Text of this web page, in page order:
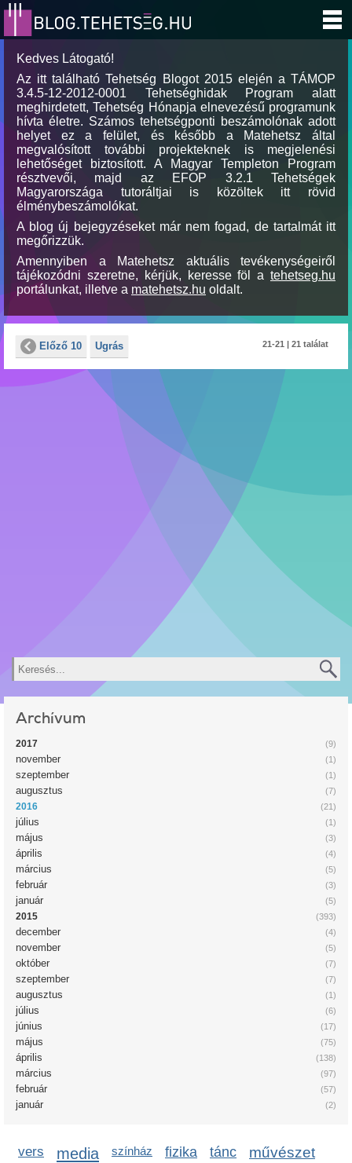
Kedves Látogató!
Az itt található Tehetség Blogot 2015 elején a TÁMOP
3.4.5-12-2012-0001 Tehetséghidak Program alatt
meghirdetett, Tehetség Hónapja elnevezésű programunk
hívta életre. Számos tehetségponti beszámolónak adott
helyet ez a felület, és később a Matehetsz által
megvalósított további projekteknek is megjelenési
lehetőséget biztosított. A Magyar Templeton Program
résztvevői, majd az EFOP 3.2.1 Tehetségek
Magyarországa tutoráltjai is közöltek itt rövid
élménybeszámolókat.
A blog új bejegyzéseket már nem fogad, de tartalmát itt
megőrizzük.
Amennyiben a Matehetsz aktuális tevékenységeiről
tájékozódni szeretne, kérjük, keresse föl a tehetseg.hu
portálunkat, illetve a matehetsz.hu oldalt.
Előző 10 Ugrás 21-21 | 21 találat
Keresés
Archívum
(9)
2017
(1)
november
(1)
szeptember
(7)
augusztus
(21)
2016
(1)
július
(3)
május
(4)
április
(5)
március
(3)
február
(5)
január
(393)
2015
(4)
december
(5)
november
(7)
október
(7)
szeptember
(1)
augusztus
(6)
július
(17)
június
(75)
május
(138)
április
(97)
március
(57)
február
(2)
január
vers media színház fizika tánc művészet